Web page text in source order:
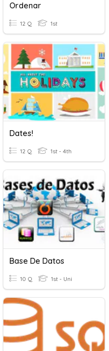
Ordenar
12 Q 1st
Dates!
12 Q 1st - 4th
Base De Datos
10 Q 1st - Uni